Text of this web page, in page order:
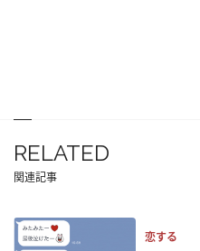
RELATED
関連記事
恋する